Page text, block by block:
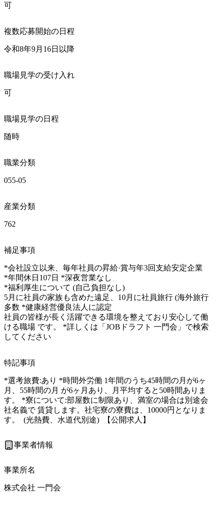
可
複数応募開始の日程
令和8年9月16日以降
職場見学の受け入れ
可
職場見学の日程
随時
職業分類
055-05
産業分類
762
補足事項
*会社設立以来、毎年社員の昇給·賞与年3回支給安定企業
*年間休日107日 *深夜営業なし
*福利厚生について (自己負担なし)
5月に社員の家族も含めた遠足、10月に社員旅行 (海外旅行
多数 *健康経営優良法人に認定
社員の皆様が長く活躍できる環境を整えており安心して働
ける職場 です。 *詳しくは「JOBドラフト 一門会」で検索
してください
特記事項
*選考旅費:あり *時間外労働 1年間のうち45時間の月が6ヶ
月、55時間の月 が6ヶ月あり、月平均すると50時間ありま
す。 *寮について:部屋数に制限あり、満室の場合は別途会
社名義で 賃貸します。社宅寮の寮費は、10000円となりま
す。  (光熱費、水道代別途)  【公開求人】
事業者情報
事業所名
株式会社 一門会